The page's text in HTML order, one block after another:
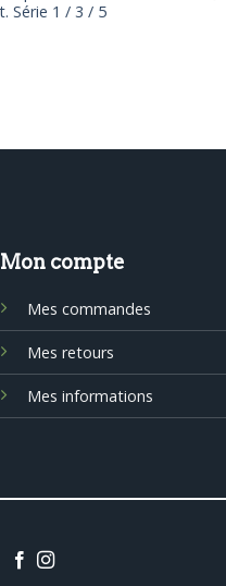
Série 1 / 3 / 5
Mon compte
Mes commandes
Mes retours
Mes informations